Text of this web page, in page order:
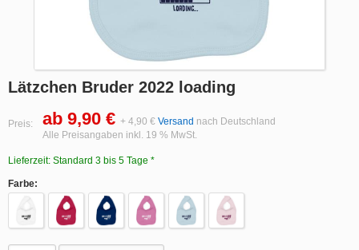
Lätzchen Bruder 2022 loading
Preis: ab 9,90 € + 4,90 € Versand nach Deutschland
Alle Preisangaben inkl. 19 % MwSt.
Lieferzeit: Standard 3 bis 5 Tage *
Farbe: